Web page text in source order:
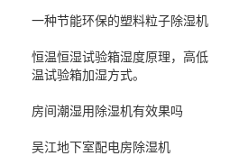
一种节能环保的塑料粒子除湿机
恒温恒湿试验箱湿度原理，高低
温试验箱加湿方式。
房间潮湿用除湿机有效果吗
吴江地下室配电房除湿机